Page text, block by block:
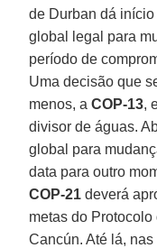
de Durban dá
global legal para
período de
Uma decisão que
menos, aCOP-13,
divisor de águas.
global para
data para outro
COP-21 deverá
metas do
Cancún. Até lá,